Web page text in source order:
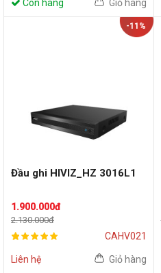
Còn hàng Giỏ hàng
-11%
Đầu ghi HIVIZ_HZ 3016L1
1.900.000đ
2.130.000đ
CAHV021
Liên hệ Giỏ hàng